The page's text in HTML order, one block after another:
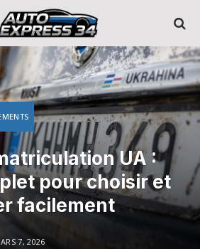
UA :
pour choisir et
facilement
7, 2026